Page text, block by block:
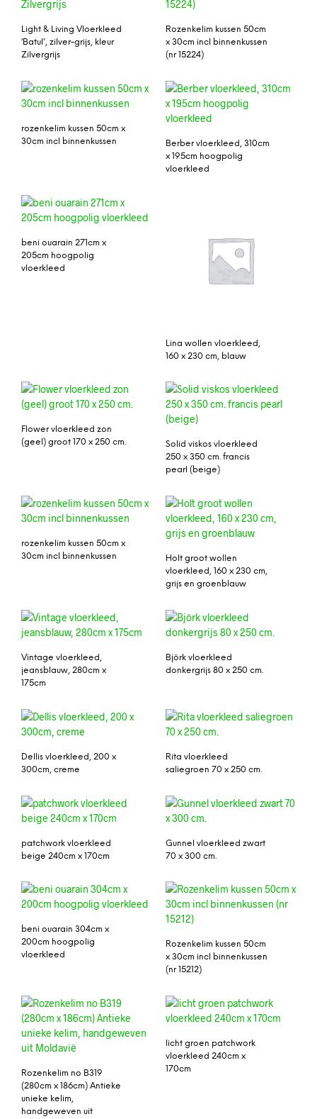
Light & Living Vloerkleed
‘Batul’, zilver-grijs, kleur
Zilvergrijs
Rozenkelim kussen 50cm
x 30cm incl binnenkussen
(nr 15224)
rozenkelim kussen 50cm x
30cm incl binnenkussen
Berber vloerkleed, 310cm
x 195cm hoogpolig
vloerkleed
beni ouarain 271cm x
205cm hoogpolig
vloerkleed
Lina wollen vloerkleed,
160 x 230 cm, blauw
Flower vloerkleed zon
(geel) groot 170 x 250 cm.
Solid viskos vloerkleed
250 x 350 cm. francis
pearl (beige)
rozenkelim kussen 50cm x
30cm incl binnenkussen
Holt groot wollen
vloerkleed, 160 x 230 cm,
grijs en groenblauw
Vintage vloerkleed,
jeansblauw, 280cm x
175cm
Björk vloerkleed
donkergrijs 80 x 250 cm.
Dellis vloerkleed, 200 x
300cm, creme
Rita vloerkleed
saliegroen 70 x 250 cm.
patchwork vloerkleed
beige 240cm x 170cm
Gunnel vloerkleed zwart
70 x 300 cm.
beni ouarain 304cm x
200cm hoogpolig
vloerkleed
Rozenkelim kussen 50cm
x 30cm incl binnenkussen
(nr 15212)
Rozenkelim no B319
(280cm x 186cm) Antieke
unieke kelim,
handgeweven uit
licht groen patchwork
vloerkleed 240cm x
170cm